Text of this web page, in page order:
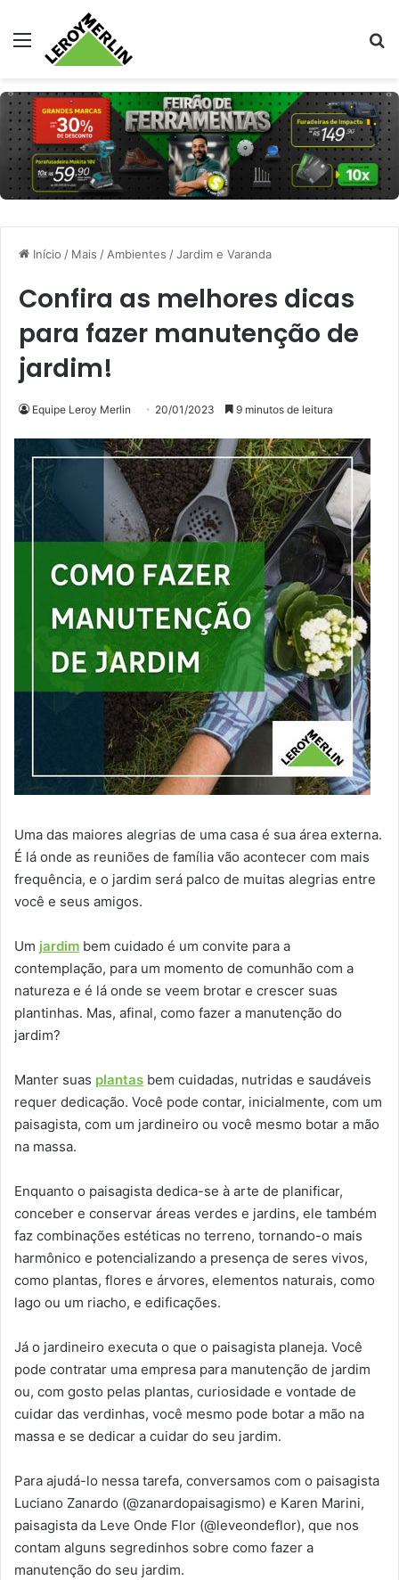
Menu
Início / Mais /Ambientes /Jardim e Varanda
Confira as melhores dicas
para fazer manutenção de
jardim!
Equipe Leroy Merlin 20/01/2023 9 minutos de leitura
Uma das maiores alegrias de uma casa é sua área externa.
É lá onde as reuniões de família vão acontecer com mais
frequência, e o jardim será palco de muitas alegrias entre
você e seus amigos.
Um jardim bem cuidado é um convite para a
contemplação, para um momento de comunhão com a
natureza e é lá onde se veem brotar e crescer suas
plantinhas. Mas, afinal, como fazer a manutenção do
jardim?
Manter suas plantas bem cuidadas, nutridas e saudáveis
requer dedicação. Você pode contar, inicialmente, com um
paisagista, com um jardineiro ou você mesmo botar a mão
na massa.
Enquanto o paisagista dedica-se à arte de planificar,
conceber e conservar áreas verdes e jardins, ele também
faz combinações estéticas no terreno, tornando-o mais
harmônico e potencializando a presença de seres vivos,
como plantas, flores e árvores, elementos naturais, como
lago ou um riacho, e edificações.
Já o jardineiro executa o que o paisagista planeja. Você
pode contratar uma empresa para manutenção de jardim
ou, com gosto pelas plantas, curiosidade e vontade de
cuidar das verdinhas, você mesmo pode botar a mão na
massa e se dedicar a cuidar do seu jardim.
Para ajudá-lo nessa tarefa, conversamos com o paisagista
Luciano Zanardo (@zanardopaisagismo) e Karen Marini,
paisagista da Leve Onde Flor (@leveondeflor), que nos
contam alguns segredinhos sobre como fazer a
manutenção do seu jardim.